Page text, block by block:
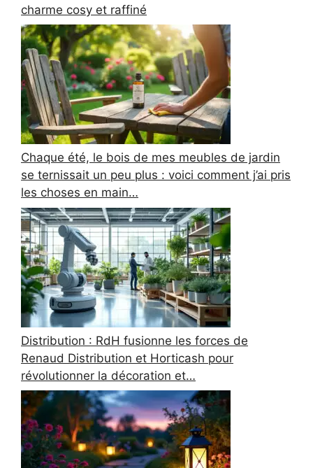
charme cosy et raffiné
Chaque été, le bois de mes meubles de jardin
se ternissait un peu plus : voici comment j’ai pris
les choses en main…
Distribution : RdH fusionne les forces de
Renaud Distribution et Horticash pour
révolutionner la décoration et…